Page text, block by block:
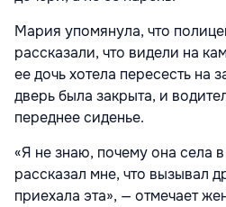
Мария упомянула, что
рассказали, что видели на
ее дочь хотела пересесть на
дверь была закрыта, и
переднее сиденье.
«Я не знаю, почему она села
рассказал мне, что вызывал
приехала эта», — отмечает